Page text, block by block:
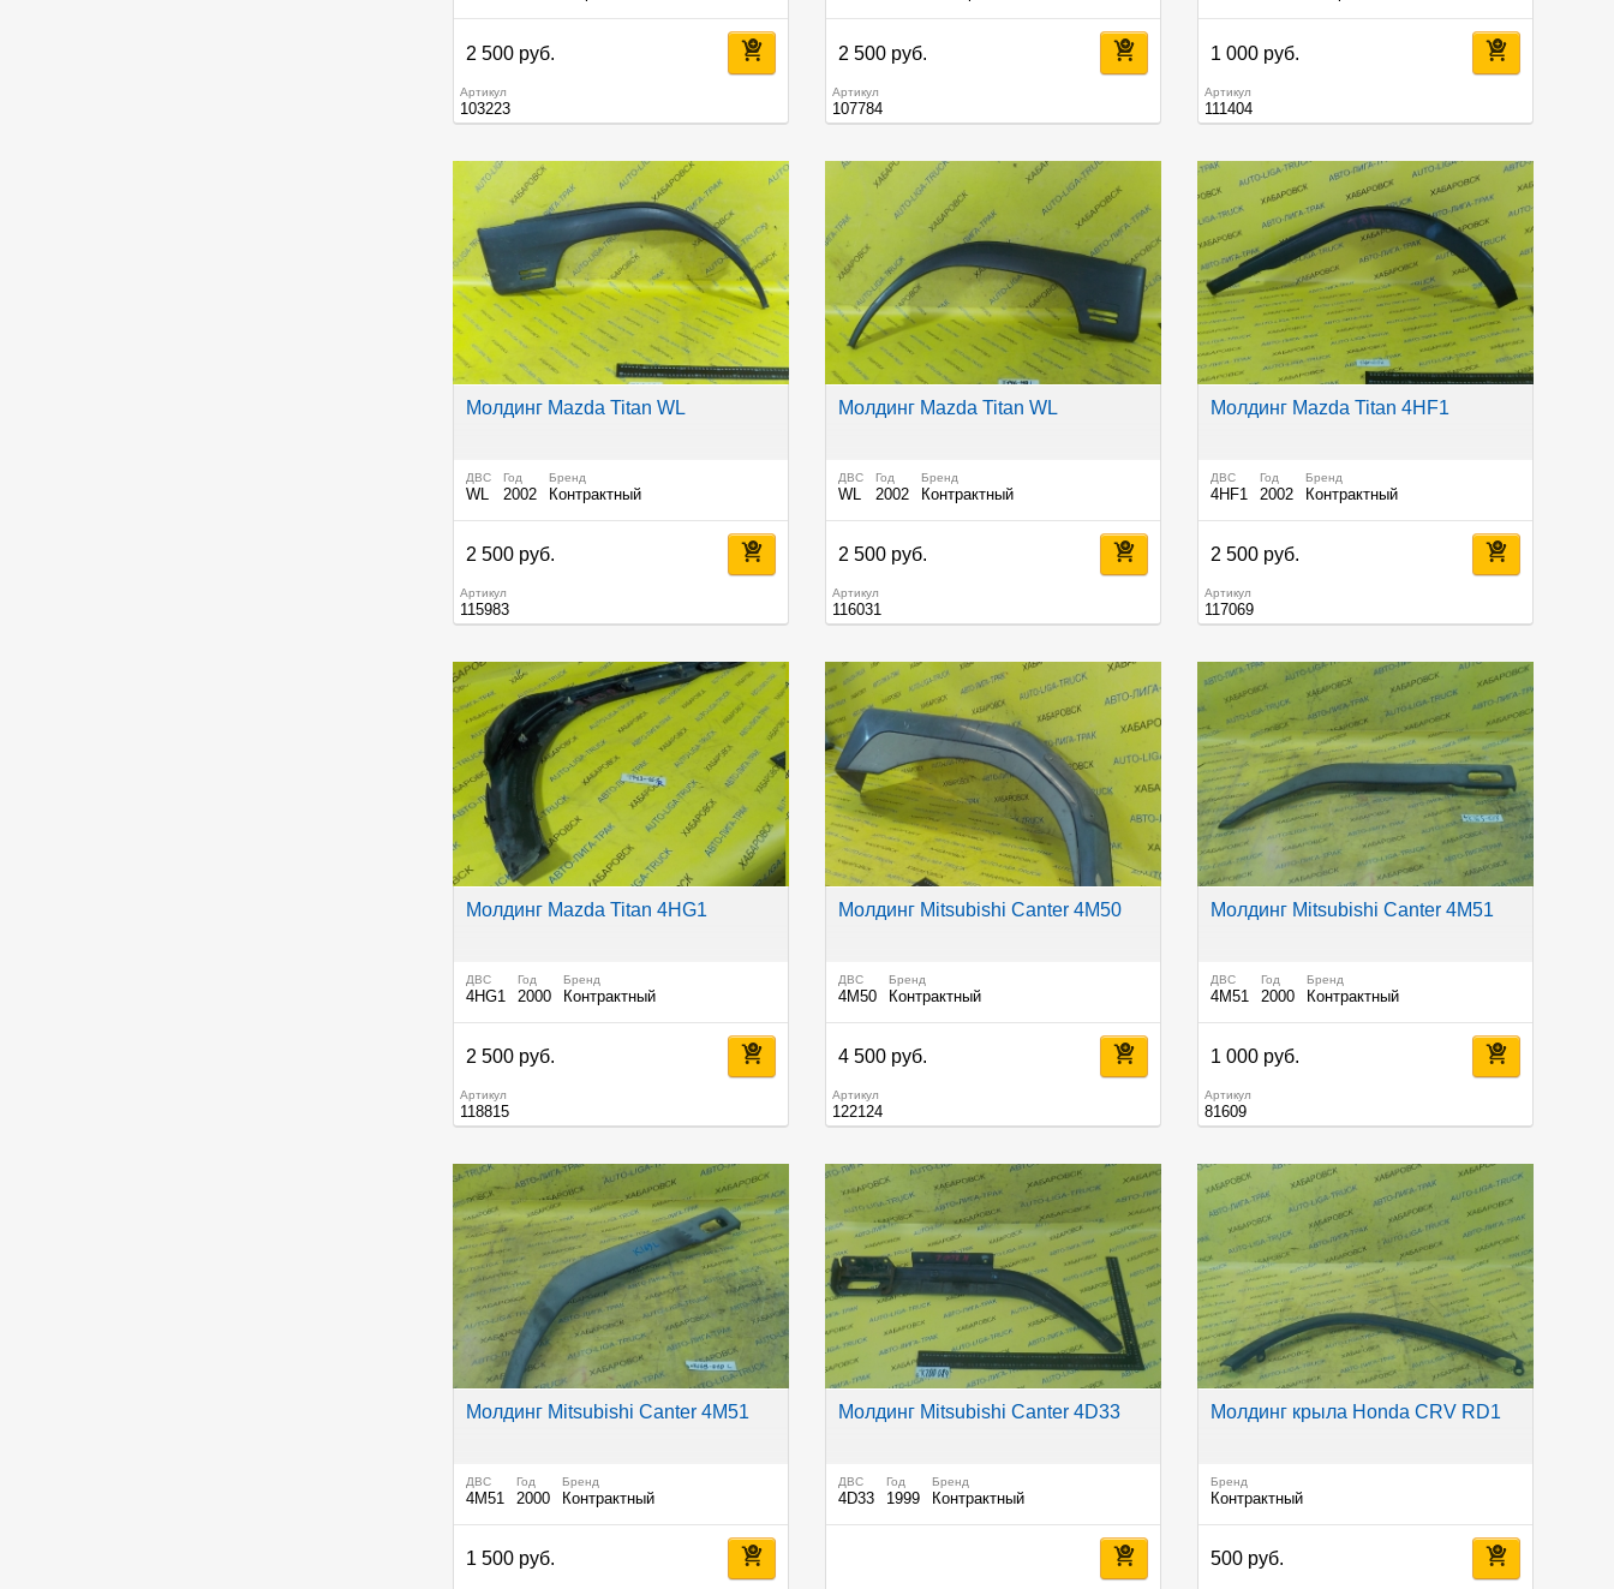
2 500 руб.
Артикул
103223
2 500 руб.
Артикул
107784
1 000 руб.
Артикул
111404
Молдинг Mazda Titan WL
ДВС
WL
Год
2002
Бренд
Контрактный
2 500 руб.
Артикул
115983
Молдинг Mazda Titan WL
ДВС
WL
Год
2002
Бренд
Контрактный
2 500 руб.
Артикул
116031
Молдинг Mazda Titan 4HF1
ДВС
4HF1
Год
2002
Бренд
Контрактный
2 500 руб.
Артикул
117069
Молдинг Mazda Titan 4HG1
ДВС
4HG1
Год
2000
Бренд
Контрактный
2 500 руб.
Артикул
118815
Молдинг Mitsubishi Canter 4M50
ДВС
4M50
Бренд
Контрактный
4 500 руб.
Артикул
122124
Молдинг Mitsubishi Canter 4M51
ДВС
4M51
Год
2000
Бренд
Контрактный
1 000 руб.
Артикул
81609
Молдинг Mitsubishi Canter 4M51
ДВС
4M51
Год
2000
Бренд
Контрактный
1 500 руб.
Молдинг Mitsubishi Canter 4D33
ДВС
4D33
Год
1999
Бренд
Контрактный
Молдинг крыла Honda CRV RD1
Бренд
Контрактный
500 руб.